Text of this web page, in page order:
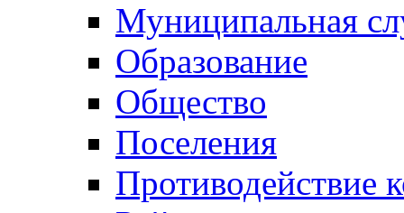
Муниципальная
Образование
Общество
Поселения
Противодействие